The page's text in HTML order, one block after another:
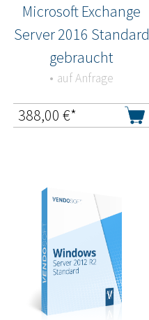
Microsoft Exchange
Server 2016 Standard
gebraucht
auf Anfrage
388,00 €*